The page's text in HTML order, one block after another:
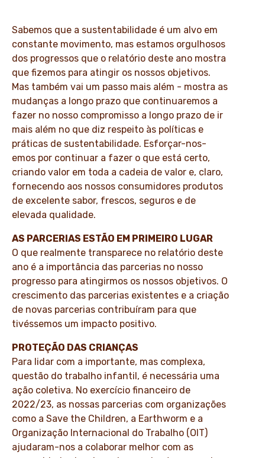
Sabemos que a sustentabilidade é um alvo em
constante movimento, mas estamos orgulhosos
dos progressos que o relatório deste ano mostra
que fizemos para atingir os nossos objetivos.
Mas também vai um passo mais além - mostra as
mudanças a longo prazo que continuaremos a
fazer no nosso compromisso a longo prazo de ir
mais além no que diz respeito às políticas e
práticas de sustentabilidade. Esforçar-nos-
emos por continuar a fazer o que está certo,
criando valor em toda a cadeia de valor e, claro,
fornecendo aos nossos consumidores produtos
de excelente sabor, frescos, seguros e de
elevada qualidade.
AS PARCERIAS ESTÃO EM PRIMEIRO LUGAR
O que realmente transparece no relatório deste
ano é a importância das parcerias no nosso
progresso para atingirmos os nossos objetivos. O
crescimento das parcerias existentes e a criação
de novas parcerias contribuíram para que
tivéssemos um impacto positivo.
PROTEÇÃO DAS CRIANÇAS
Para lidar com a importante, mas complexa,
questão do trabalho infantil, é necessária uma
ação coletiva. No exercício financeiro de
2022/23, as nossas parcerias com organizações
como a Save the Children, a Earthworm e a
Organização Internacional do Trabalho (OIT)
ajudaram-nos a colaborar melhor com as